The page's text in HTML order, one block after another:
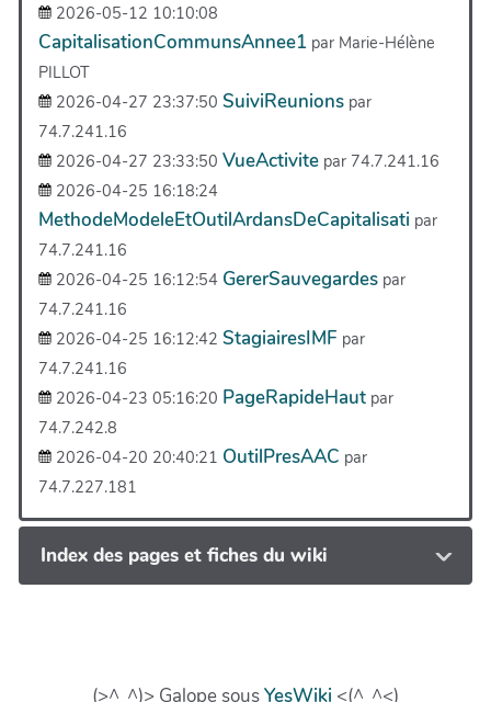
2026-05-12 10:10:08
CapitalisationCommunsAnnee1 par Marie-Hélène
PILLOT
2026-04-27 23:37:50 SuiviReunions par
74.7.241.16
2026-04-27 23:33:50 VueActivite par 74.7.241.16
2026-04-25 16:18:24
MethodeModeleEtOutilArdansDeCapitalisati par
74.7.241.16
2026-04-25 16:12:54 GererSauvegardes par
74.7.241.16
2026-04-25 16:12:42 StagiairesIMF par
74.7.241.16
2026-04-23 05:16:20 PageRapideHaut par
74.7.242.8
2026-04-20 20:40:21 OutilPresAAC par
74.7.227.181
Index des pages et fiches du wiki
(>^_^)> Galope sousYesWiki <(^_^<)